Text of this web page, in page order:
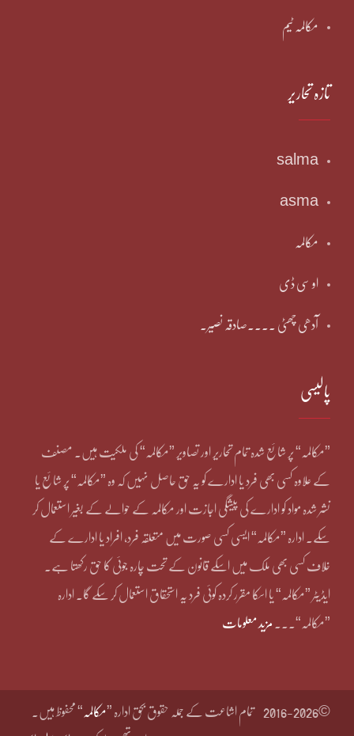
مکالمہ ٹیم
تازہ تحاریر
salma
asma
مکالمہ
او سی ڈی
آدھی چھٹی ۔۔۔۔صادقہ نصیر۔
پالیسی
”مکالمہ“ پر شائع شدہ تمام تحاریر اور تصاویر ”مکالمہ“ کی ملکیت ہیں۔ مصنف
کے علاوہ کسی بھی فرد یا ادارے کو یہ حق حاصل نہیں کہ وہ ”مکالمہ“ پر شائع یا
نشر شدہ مواد کو ادارے کی پیشگی اجازت اور مکالمہ کے حوالے کے بغیر استعمال کر
سکے۔ ادارہ ”مکالمہ“ ایسی کسی صورت میں متعلقہ فرد، افراد یا ادارے کے
خلاف کسی بھی ملک میں اسکے قانون کے تحت چارہ جوئی کا حق رکھتا ہے۔
ایڈیٹر ”مکالمہ“ یا اسکا مقرر کردہ کوئی فرد یہ استحقاق استعمال کر سکے گا۔ ادارہ
”مکالمہ“۔۔۔ مزید معلومات
©2016-2026 تمام اشاعت کے جملہ حقوق بحق ادارہ ”مکالمہ “ محفوظ ہیں۔